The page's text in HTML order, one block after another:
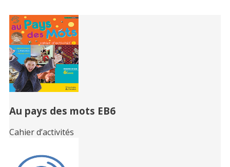
Related
Books
Au pays des mots EB6
Cahier d’activités